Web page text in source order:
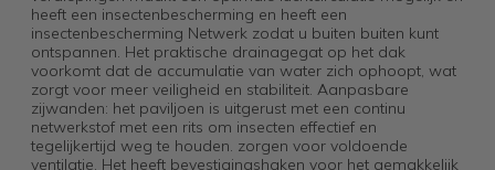
heeft een insectenbescherming en heeft een
insectenbescherming Netwerk zodat u buiten buiten kunt
ontspannen. Het praktische drainagegat op het dak
voorkomt dat de accumulatie van water zich ophoopt, wat
zorgt voor meer veiligheid en stabiliteit. Aanpasbare
zijwanden: het paviljoen is uitgerust met een continu
netwerkstof met een rits om insecten effectief en
tegelijkertijd weg te houden. zorgen voor voldoende
ventilatie. Het heeft bevestigingshaken voor het gemakkelijk